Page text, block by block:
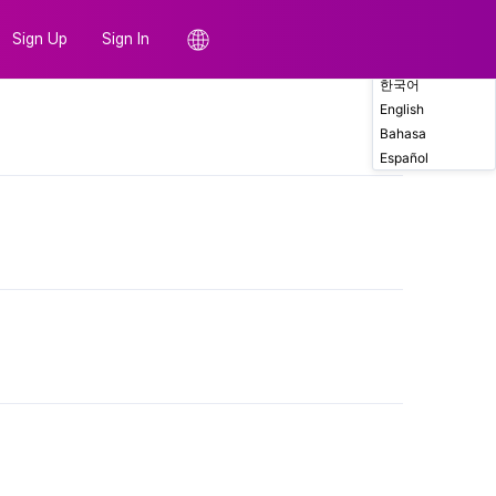
Sign Up Sign In
Comments
한국어
English
Bahasa
Español